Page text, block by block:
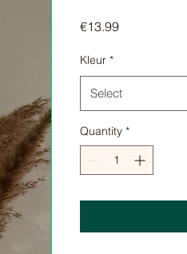
€13.99Price
Kleur *
Select
Quantity *